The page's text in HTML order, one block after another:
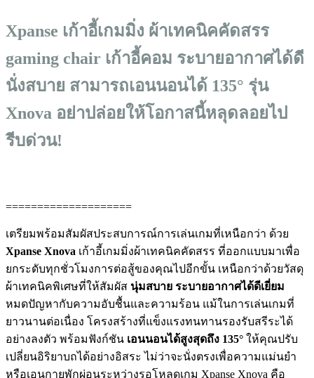
Xpanse เก้าอี้เกมมิ่ง ผ้าเทคนิคคัดสรร
gaming chair เก้าอี้คอม ระบายอากาศได้ดี
นั่งสบาย สามารถเอนนอนได้ 135° รุ่น
Xnova อย่าปล่อยให้โอกาสนี้หลุดลอยไป
รีบด่วน!
====================
เตรียมพร้อมสัมผัสประสบการณ์การเล่นเกมที่เหนือกว่า ด้วย
Xpanse Xnova เก้าอี้เกมมิ่งผ้าเทคนิคคัดสรร ที่ออกแบบมาเพื่อ
ยกระดับทุกชั่วโมงการต่อสู้ของคุณไปอีกขั้น เหนือกว่าด้วยวัสดุ
ผ้าเทคนิคพิเศษที่ให้สัมผัส นุ่มสบาย ระบายอากาศได้ดีเยี่ยม
หมดปัญหากับความอับชื้นและความร้อน แม้ในการเล่นเกมที่
ยาวนานต่อเนื่อง โครงสร้างที่แข็งแรงทนทานรองรับสรีระได้
อย่างลงตัว พร้อมฟังก์ชัน เอนนอนได้สูงสุดถึง 135° ให้คุณปรับ
เปลี่ยนอิริยาบถได้อย่างอิสระ ไม่ว่าจะนั่งตรงเพื่อความแม่นยำ
หรือเอนกายพักผ่อนระหว่างรอโหลดเกม Xpanse Xnova คือ